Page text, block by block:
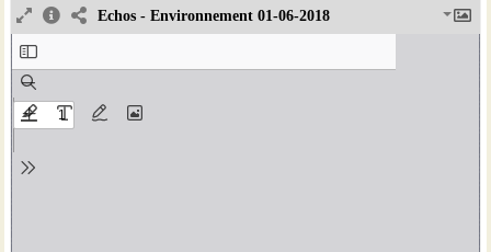
Echos - Environnement 01-06-2018